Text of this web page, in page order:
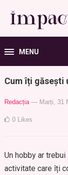
MENU
Cum îți găsești
Redacția — Marți, 31
0 Likes
Un hobby ar
activitate care îți